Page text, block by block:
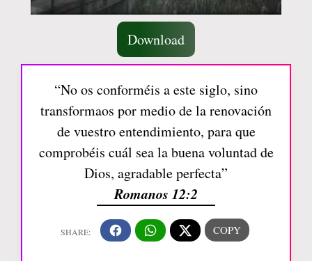
Download
“No os conforméis a este siglo, sino
transformaos por medio de la renovación
de vuestro entendimiento, para que
comprobéis cuál sea la buena voluntad de
Dios, agradable perfecta”
Romanos 12:2